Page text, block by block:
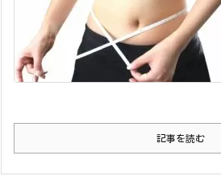
記事を読む